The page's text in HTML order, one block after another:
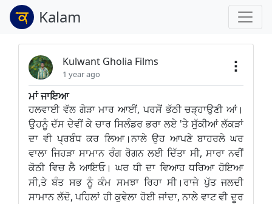
Kalam
Kulwant Gholia Films
1 year ago
ਮਾਂ ਜਾਇਆ
ਹਲਵਾਈ ਵੱਲ ਗੇੜਾ ਮਾਰ ਆਈਂ, ਪਰਸੋਂ ਭੱਠੀ ਚੜ੍ਹਾਉਣੀ ਆਂ।
ਉਹਨੂੰ ਦੱਸ ਦੇਵੀਂ ਕੇ ਚਾਰ ਸਿਲੰਡਰ ਭਰਾ ਲਏ 'ਤੇ ਸੁੱਕੀਆਂ ਲੱਕੜਾਂ
ਦਾ ਵੀ ਪ੍ਰਬੰਧ ਕਰ ਲਿਆ।ਨਾਲੇ ਉਹ ਆਪਣੇ ਬਾਹਰਲੇ ਘਰ
ਵਾਲਾ ਜਿਹੜਾ ਸਾਮਾਨ ਰੰਗ ਰੋਗਨ ਲਈ ਦਿੱਤਾ ਸੀ, ਸਾਰਾ ਨਵੀਂ
ਕੋਠੀ ਵਿਚ ਲੈ ਆਇਓ। ਘਰ ਧੀ ਦਾ ਵਿਆਹ ਧਰਿਆ ਹੋਇਆ
ਸੀ,ਤੇ ਬੰਤ ਸਭ ਨੂੰ ਕੰਮ ਸਮਝਾ ਰਿਹਾ ਸੀ।ਰਾਜੇ ਪੁੱਤ ਜਲਦੀ
ਸਾਮਾਨ ਲੱਦੋ, ਪਹਿਲਾਂ ਹੀ ਕੁਵੇਲਾ ਹੋਈ ਜਾਂਦਾ, ਨਾਲੇ ਵਾਟ ਵੀ ਦੂਰ